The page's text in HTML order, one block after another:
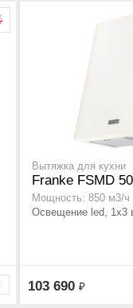
Вытяжка для кухни
Franke FSMD
Мощность: 850 м3/ч
Освещение led, 1x3
103 690 ₽